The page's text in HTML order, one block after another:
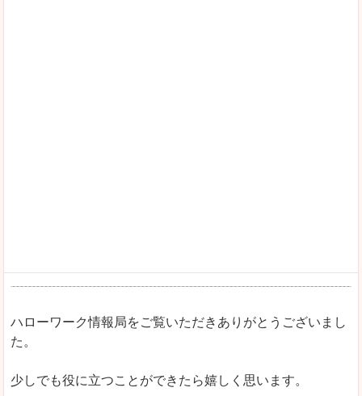
ハローワーク情報局をご覧いただきありがとうございまし
た。
少しでも役に立つことができたら嬉しく思います。